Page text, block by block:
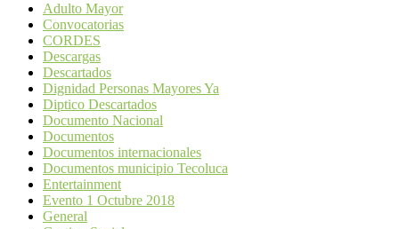
Adulto Mayor
Convocatorias
CORDES
Descargas
Descartados
Dignidad Personas Mayores Ya
Diptico Descartados
Documento Nacional
Documentos
Documentos internacionales
Documentos municipio Tecoluca
Entertainment
Evento 1 Octubre 2018
General